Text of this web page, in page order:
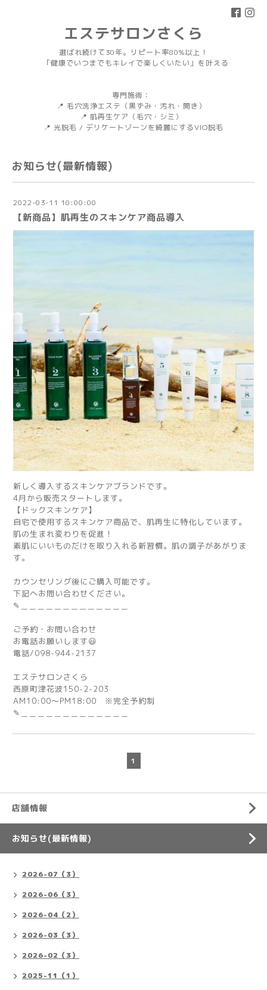
エステサロンさくら
選ばれ続けて30年。リピート率80%以上！
「健康でいつまでもキレイで楽しくいたい」を叶える
専門施術：
📍 毛穴洗浄エステ（黒ずみ・汚れ・開き）
📍 肌再生ケア（毛穴・シミ）
📍 光脱毛 / デリケートゾーンを綺麗にするVIO脱毛
お知らせ(最新情報)
2022-03-11 10:00:00
【新商品】肌再生のスキンケア商品導入
新しく導入するスキンケアブランドです。
4月から販売スタートします。
【ドックスキンケア】
自宅で使用するスキンケア商品で、肌再生に特化しています。
肌の生まれ変わりを促進！
素肌にいいものだけを取り入れる新習慣。肌の調子があがりま
す。
カウンセリング後にご購入可能です。
下記へお問い合わせください。
✎＿＿＿＿＿＿＿＿＿＿＿＿＿
ご予約・お問い合わせ
お電話お願いします😃
電話/098-944-2137
エステサロンさくら
西原町津花波150-2-203
AM10:00～PM18:00 ※完全予約制
✎＿＿＿＿＿＿＿＿＿＿＿＿＿
1
店舗情報
お知らせ(最新情報)
2026-07（3）
2026-06（3）
2026-04（2）
2026-03（3）
2026-02（3）
2025-11（1）